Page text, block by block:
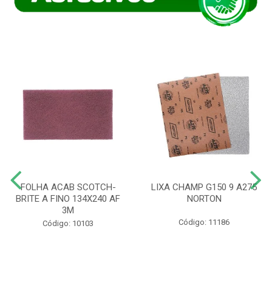
FOLHA ACAB SCOTCH-
BRITE A FINO 134X240 AF
3M
Código: 10103
LIXA CHAMP G150 9 A275
NORTON
Código: 11186